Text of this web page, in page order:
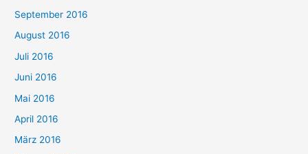
September 2016
August 2016
Juli 2016
Juni 2016
Mai 2016
April 2016
März 2016